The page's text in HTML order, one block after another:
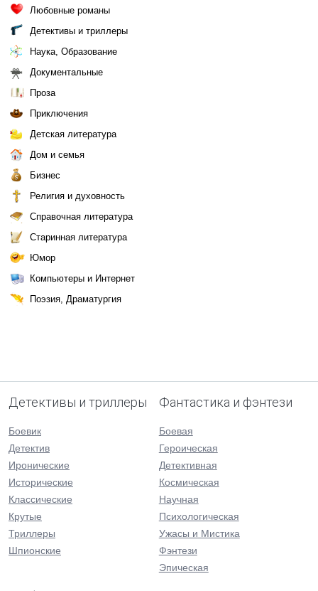
Любовные романы
Детективы и триллеры
Наука, Образование
Документальные
Проза
Приключения
Детская литература
Дом и семья
Бизнес
Религия и духовность
Справочная литература
Старинная литература
Юмор
Компьютеры и Интернет
Поэзия, Драматургия
Детективы и триллеры
Боевик
Детектив
Иронические
Исторические
Классические
Крутые
Триллеры
Шпионские
Фантастика и фэнтези
Боевая
Героическая
Детективная
Космическая
Научная
Психологическая
Ужасы и Мистика
Фэнтези
Эпическая